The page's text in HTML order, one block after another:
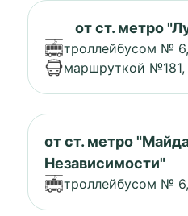
от ст. метро
троллейбусом № 6,
маршруткой №181,
от ст. метро
Независимости"
троллейбусом № 6,